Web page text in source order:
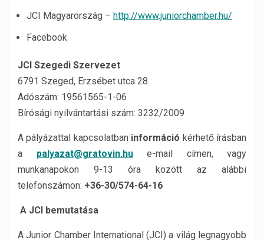
JCI Magyarország – http://www.juniorchamber.hu/
Facebook
JCI Szegedi Szervezet
6791 Szeged, Erzsébet utca 28.
Adószám: 19561565-1-06
Bírósági nyilvántartási szám: 3232/2009
A pályázattal kapcsolatban információ kérhető írásban
a palyazat@gratovin.hu
e-mail címen, vagy
munkanapokon 9-13 óra között az alábbi
telefonszámon: +36-30/574-64-16
A JCI bemutatása
A Junior Chamber International (JCI) a világ legnagyobb